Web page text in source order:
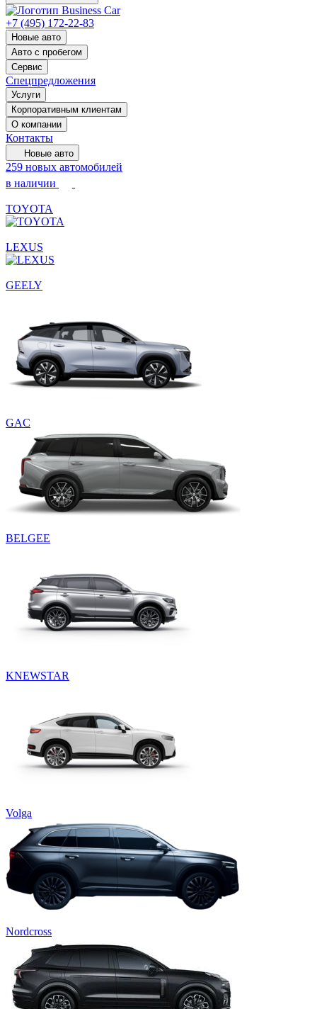
+7 (495) 172-22-83
Новые авто
Авто с пробегом
Сервис
Спецпредложения
Услуги
Корпоративным клиентам
О компании
Контакты
Новые авто
259 новых автомобилей
в наличии
TOYOTA
LEXUS
GEELY
GAC
BELGEE
KNEWSTAR
Volga
Nordcross